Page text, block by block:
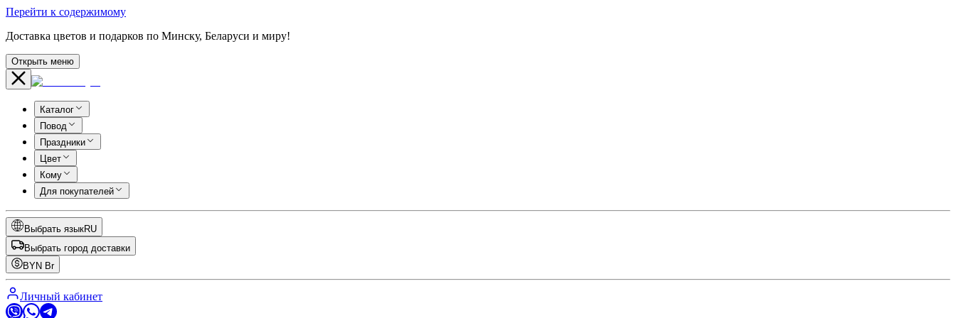
Перейти к содержимому
Доставка цветов и подарков по Минску, Беларуси и миру!
Открыть меню
Каталог
Повод
Праздники
Цвет
Кому
Для покупателей
Выбрать языкRU
Выбрать город доставки
BYN Br
Личный кабинет